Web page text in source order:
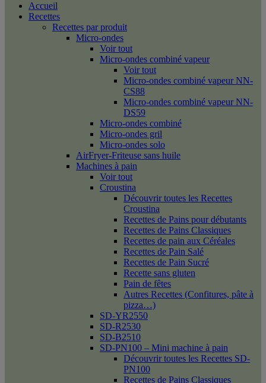
Accueil
Recettes
Recettes par produit
Micro-ondes
Voir tout
Micro-ondes combiné vapeur
Voir tout
Micro-ondes combiné vapeur NN-
CS88
Micro-ondes combiné vapeur NN-
DS59
Micro-ondes combiné
Micro-ondes gril
Micro-ondes solo
AirFryer-Friteuse sans huile
Machines à pain
Voir tout
Croustina
Découvrir toutes les Recettes
Croustina
Recettes de Pains pour débutants
Recettes de Pains Classiques
Recettes de pain aux Céréales
Recettes de Pain Salé
Recettes de Pain Sucré
Recette sans gluten
Pain de fêtes
Autres Recettes (Confitures, pâte à
pizza…)
SD-YR2550
SD-R2530
SD-B2510
SD-PN100 – Mini machine à pain
Découvrir toutes les Recettes SD-
PN100
Recettes de Pains Classiques